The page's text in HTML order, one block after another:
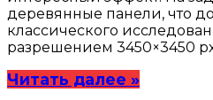
деревянные панели, что
классического
разрешением 3450×3450
Читать далее »